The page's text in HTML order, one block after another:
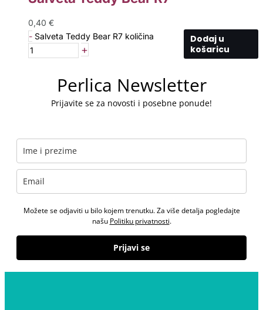
0,40 €
- Salveta Teddy Bear R7 količina
+
Dodaj u
košaricu
Perlica Newsletter
Prijavite se za novosti i posebne ponude!
Možete se odjaviti u bilo kojem trenutku. Za više detalja pogledajte
našu Politiku privatnosti.
Prijavi se